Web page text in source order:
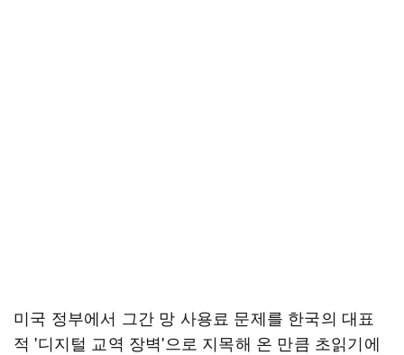
미국 정부에서 그간 망 사용료 문제를 한국의 대표
적 '디지털 교역 장벽'으로 지목해 온 만큼 초읽기에